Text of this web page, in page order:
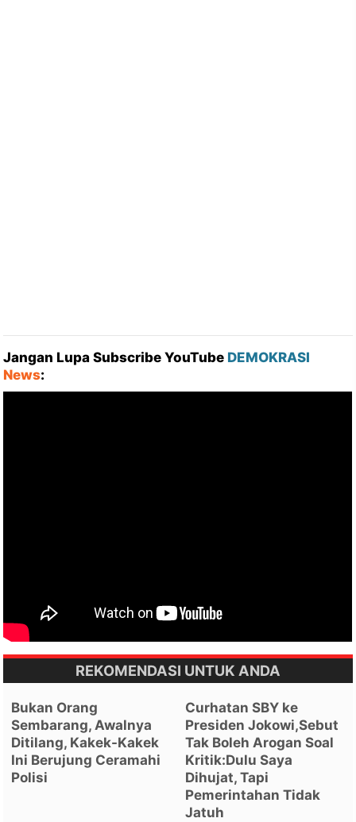
Jangan Lupa Subscribe YouTube DEMOKRASI
News:
REKOMENDASI UNTUK ANDA
Bukan Orang
Sembarang, Awalnya
Ditilang, Kakek-Kakek
Ini Berujung Ceramahi
Polisi
Curhatan SBY ke
Presiden Jokowi,Sebut
Tak Boleh Arogan Soal
Kritik:Dulu Saya
Dihujat, Tapi
Pemerintahan Tidak
Jatuh